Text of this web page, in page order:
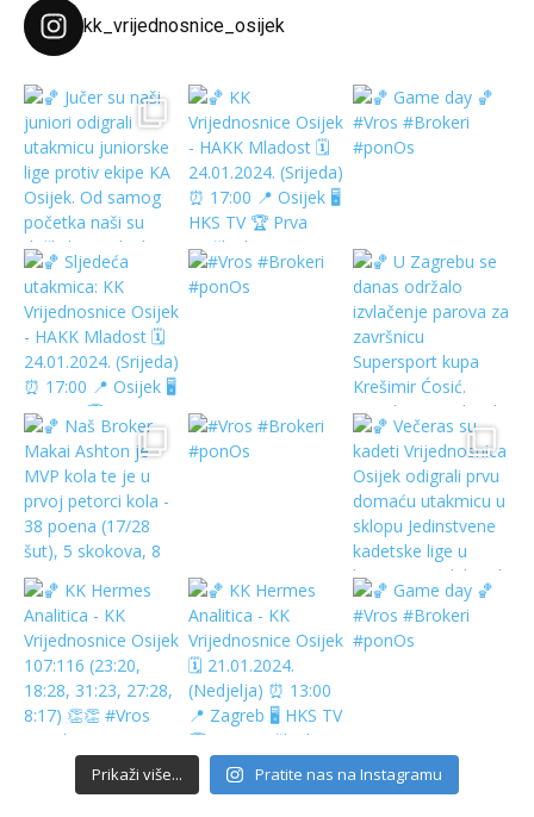
kk_vrijednosnice_osijek
Prikaži više... Pratite nas na Instagramu